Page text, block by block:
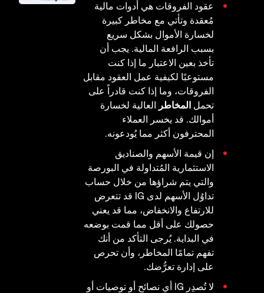
عقود الفروقات هي أدوات مالية
مُعقدة وتأتي مع مخاطر كبيرة
لخسارة الأموال بشكل سريع
بسبب الرافعة المالية. يجب أن
تأخذ بعين الاعتبار ما إذا كنت
مستوعبًا لكيفية عمل العقود مقابل
الفروقات، وما إذا كنت قادراً على
تحمل المخاطر العالية لخسارة
أموالك. قد يخسر العملاء
المحترفون أكثر مما يُودعونه.
إن قيمة الأسهم والصناديق
الاستثمارية المُتداولة في البورصة
والتي يتم شراؤها من خلال حساب
تداوُل الأسهم لدى IG قد تتعرض
للارتفاع والانخفاض، مما قد يعني
حصولك على أقل مما قمت بوضعه
في البداية. يُرجى التأكد من أنك
تفهم تمامًا المخاطر، وأن تحرص
على إدارة تعرُّضك.
لا تُصدِر IG أي نصائح أو توصيات أو